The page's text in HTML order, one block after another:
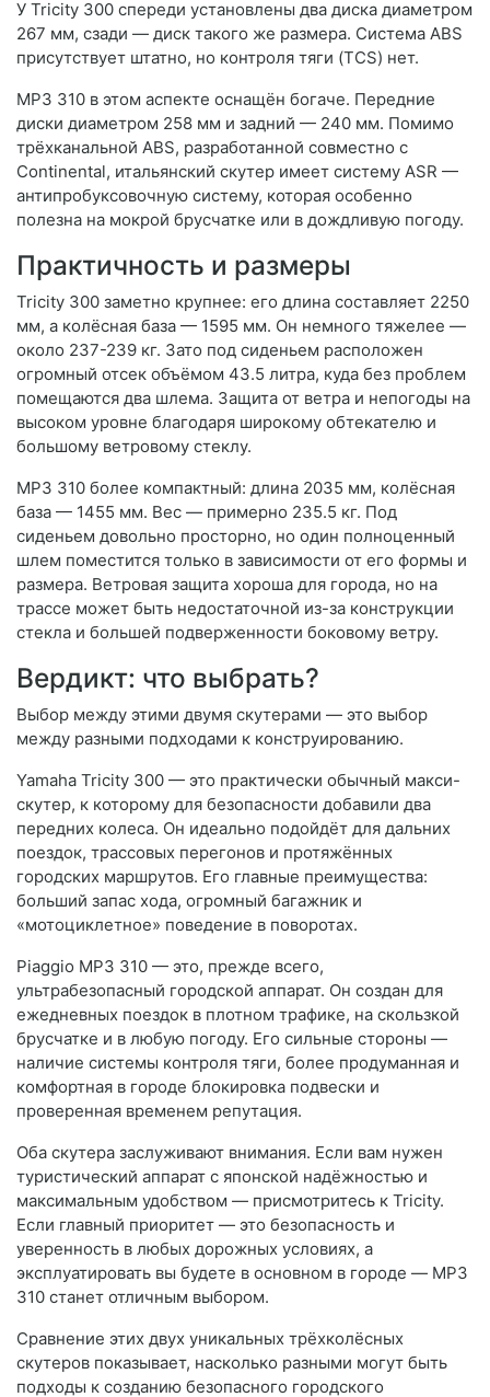
У Tricity 300 спереди установлены два диска диаметром
267 мм, сзади — диск такого же размера. Система ABS
присутствует штатно, но контроля тяги (TCS) нет.
MP3 310 в этом аспекте оснащён богаче. Передние
диски диаметром 258 мм и задний — 240 мм. Помимо
трёхканальной ABS, разработанной совместно с
Continental, итальянский скутер имеет систему ASR —
антипробуксовочную систему, которая особенно
полезна на мокрой брусчатке или в дождливую погоду.
Практичность и размеры
Tricity 300 заметно крупнее: его длина составляет 2250
мм, а колёсная база — 1595 мм. Он немного тяжелее —
около 237-239 кг. Зато под сиденьем расположен
огромный отсек объёмом 43.5 литра, куда без проблем
помещаются два шлема. Защита от ветра и непогоды на
высоком уровне благодаря широкому обтекателю и
большому ветровому стеклу.
MP3 310 более компактный: длина 2035 мм, колёсная
база — 1455 мм. Вес — примерно 235.5 кг. Под
сиденьем довольно просторно, но один полноценный
шлем поместится только в зависимости от его формы и
размера. Ветровая защита хороша для города, но на
трассе может быть недостаточной из-за конструкции
стекла и большей подверженности боковому ветру.
Вердикт: что выбрать?
Выбор между этими двумя скутерами — это выбор
между разными подходами к конструированию.
Yamaha Tricity 300 — это практически обычный макси-
скутер, к которому для безопасности добавили два
передних колеса. Он идеально подойдёт для дальних
поездок, трассовых перегонов и протяжённых
городских маршрутов. Его главные преимущества:
больший запас хода, огромный багажник и
«мотоциклетное» поведение в поворотах.
Piaggio MP3 310 — это, прежде всего,
ультрабезопасный городской аппарат. Он создан для
ежедневных поездок в плотном трафике, на скользкой
брусчатке и в любую погоду. Его сильные стороны —
наличие системы контроля тяги, более продуманная и
комфортная в городе блокировка подвески и
проверенная временем репутация.
Оба скутера заслуживают внимания. Если вам нужен
туристический аппарат с японской надёжностью и
максимальным удобством — присмотритесь к Tricity.
Если главный приоритет — это безопасность и
уверенность в любых дорожных условиях, а
эксплуатировать вы будете в основном в городе — MP3
310 станет отличным выбором.
Сравнение этих двух уникальных трёхколёсных
скутеров показывает, насколько разными могут быть
подходы к созданию безопасного городского